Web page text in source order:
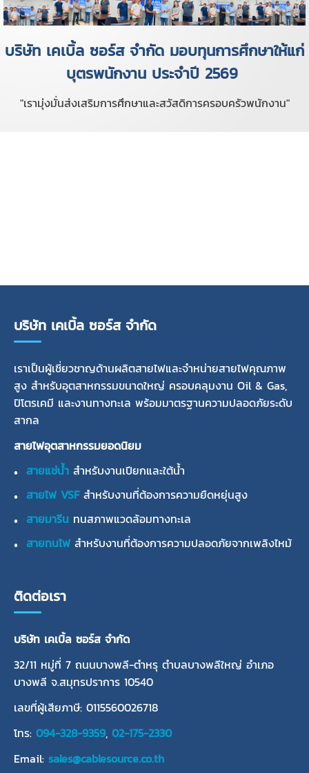
บริษัท เคเบิ้ล ซอร์ส จำกัด มอบทุนการศึกษาให้แก่
บุตรพนักงาน ประจำปี 2569
"เรามุ่งมั่นส่งเสริมการศึกษาและสวัสดิการครอบครัวพนักงาน"
บริษัท เคเบิ้ล ซอร์ส จำกัด
เราเป็นผู้เชี่ยวชาญด้านผลิตสายไฟและจำหน่ายสายไฟคุณภาพ
สูง สำหรับอุตสาหกรรมขนาดใหญ่ ครอบคลุมงาน Oil & Gas,
ปิโตรเคมี และงานทางทะเล พร้อมมาตรฐานความปลอดภัยระดับ
สากล
สายไฟอุตสาหกรรมยอดนิยม
สายแช่น้ำ สำหรับงานเปียกและใต้น้ำ
สายไฟ VSF สำหรับงานที่ต้องการความยืดหยุ่นสูง
สายมารีน ทนสภาพแวดล้อมทางทะเล
สายทนไฟ สำหรับงานที่ต้องการความปลอดภัยจากเพลิงไหม้
ติดต่อเรา
บริษัท เคเบิ้ล ซอร์ส จำกัด
32/11 หมู่ที่ 7 ถนนบางพลี-ตำหรุ ตำบลบางพลีใหญ่ อำเภอ
บางพลี จ.สมุทรปราการ 10540
เลขที่ผู้เสียภาษี: 0115560026718
โทร: 094-328-9359, 02-175-2330
Email: sales@cablesource.co.th